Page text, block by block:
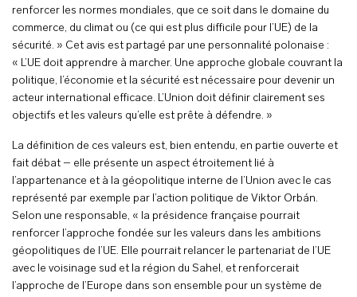
renforcer les normes mondiales, que ce soit dans le domaine du
commerce, du climat ou (ce qui est plus difficile pour l’UE) de la
sécurité. » Cet avis est partagé par une personnalité polonaise :
« L’UE doit apprendre à marcher. Une approche globale couvrant la
politique, l’économie et la sécurité est nécessaire pour devenir un
acteur international efficace. L’Union doit définir clairement ses
objectifs et les valeurs qu’elle est prête à défendre. »
La définition de ces valeurs est, bien entendu, en partie ouverte et
fait débat – elle présente un aspect étroitement lié à
l’appartenance et à la géopolitique interne de l’Union avec le cas
représenté par exemple par l’action politique de Viktor Orbán.
Selon une responsable, « la présidence française pourrait
renforcer l’approche fondée sur les valeurs dans les ambitions
géopolitiques de l’UE. Elle pourrait relancer le partenariat de l’UE
avec le voisinage sud et la région du Sahel, et renforcerait
l’approche de l’Europe dans son ensemble pour un système de